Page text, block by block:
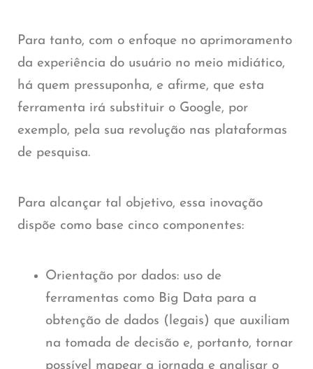
Para tanto, com o enfoque no aprimoramento
da experiência do usuário no meio midiático,
há quem pressuponha, e afirme, que esta
ferramenta irá substituir o Google, por
exemplo, pela sua revolução nas plataformas
de pesquisa.
Para alcançar tal objetivo, essa inovação
dispõe como base cinco componentes:
Orientação por dados: uso de
ferramentas como Big Data para a
obtenção de dados (legais) que auxiliam
na tomada de decisão e, portanto, tornar
possível mapear a jornada e analisar o